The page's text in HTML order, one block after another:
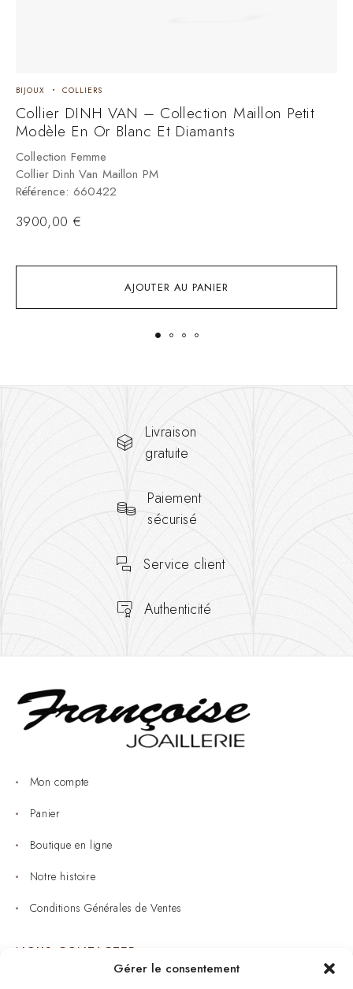
Gérer le consentement
AJOUTER AU PANIER
BIJOUX COLLIERS
Collier DINH VAN – Collection Maillon Petit
Modèle En Or Blanc Et Diamants
Collection Femme
Collier Dinh Van Maillon PM
Référence: 660422
3900,00 €
Livraison
gratuite
Paiement
sécurisé
Service client
Authenticité
Mon compte
Panier
Boutique en ligne
Notre histoire
Conditions Générales de Ventes
NOUS CONTACTER